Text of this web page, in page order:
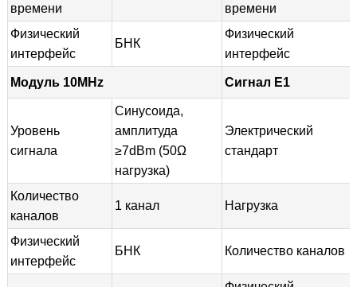
времени
времени
Физический
интерфейс
БНК
Физический
интерфейс
Модуль 10MHz Сигнал E1
Уровень
сигнала
Синусоида,
амплитуда
≥7dBm (50Ω
нагрузка)
Электрический
стандарт
Количество
каналов
1 канал Нагрузка
Физический
интерфейс
БНК Количество каналов